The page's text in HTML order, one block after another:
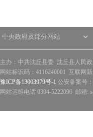
主办：中共沈丘县委 沈丘县人民
网站标识码：4116240001 互联网
豫ICP备13003979号-1 公安备案号
网站运维电话 0394-5222096 邮箱: